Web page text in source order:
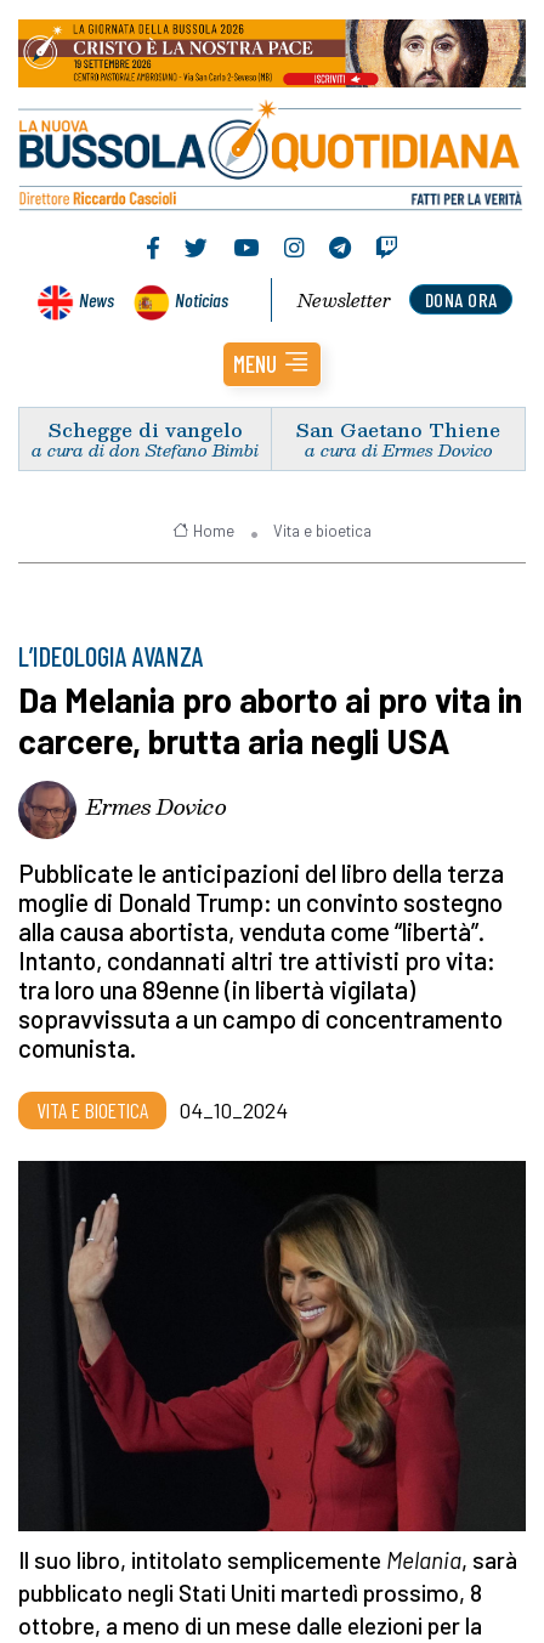
News Noticias DONA ORA
Newsletter
MENU
Schegge di vangelo
a cura di don Stefano Bimbi
San Gaetano Thiene
a cura di Ermes Dovico
Home Vita e bioetica
L’IDEOLOGIA AVANZA
Da Melania pro aborto ai pro vita in
carcere, brutta aria negli USA
Ermes Dovico
Pubblicate le anticipazioni del libro della terza
moglie di Donald Trump: un convinto sostegno
alla causa abortista, venduta come “libertà”.
Intanto, condannati altri tre attivisti pro vita:
tra loro una 89enne (in libertà vigilata)
sopravvissuta a un campo di concentramento
comunista.
VITA E BIOETICA 04_10_2024
Il suo libro, intitolato semplicemente Melania, sarà
pubblicato negli Stati Uniti martedì prossimo, 8
ottobre, a meno di un mese dalle elezioni per la